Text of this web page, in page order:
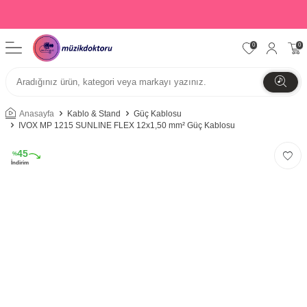
0 0
Anasayfa Kablo & Stand
Güç Kablosu
IVOX MP 1215 SUNLINE FLEX 12x1,50 mm² Güç Kablosu
%45
İndirim